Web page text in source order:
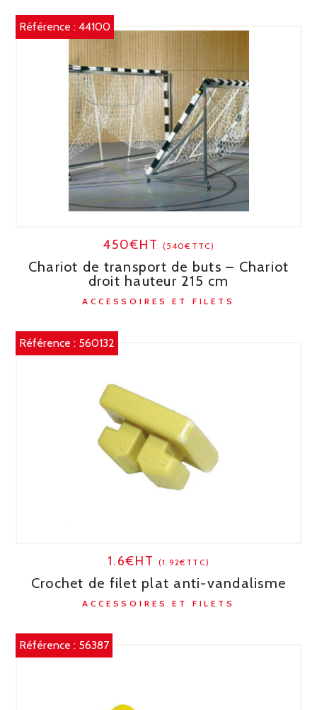
Référence :44100
450€HT (540€TTC)
Chariot de transport de buts – Chariot
droit hauteur 215 cm
ACCESSOIRES ET FILETS
Référence : 560132
1.6€HT (1.92€TTC)
Crochet de filet plat anti-vandalisme
ACCESSOIRES ET FILETS
Référence : 56387